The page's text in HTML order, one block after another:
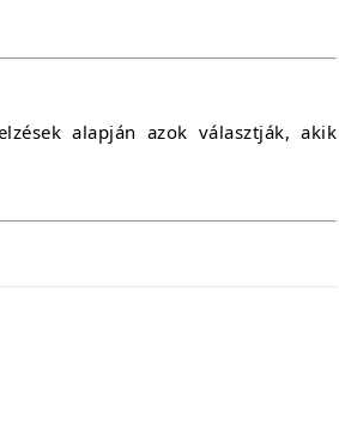
alapján azok választják, akik